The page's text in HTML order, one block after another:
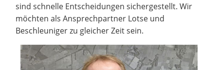
sind schnelle Entscheidungen sichergestellt. Wir
möchten als Ansprechpartner Lotse und
Beschleuniger zu gleicher Zeit sein.